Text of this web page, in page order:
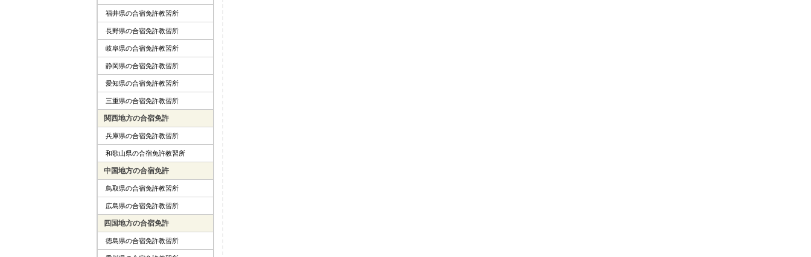
福井県の合宿免許教習所
長野県の合宿免許教習所
岐阜県の合宿免許教習所
静岡県の合宿免許教習所
愛知県の合宿免許教習所
三重県の合宿免許教習所
関西地方の合宿免許
兵庫県の合宿免許教習所
和歌山県の合宿免許教習所
中国地方の合宿免許
鳥取県の合宿免許教習所
広島県の合宿免許教習所
四国地方の合宿免許
徳島県の合宿免許教習所